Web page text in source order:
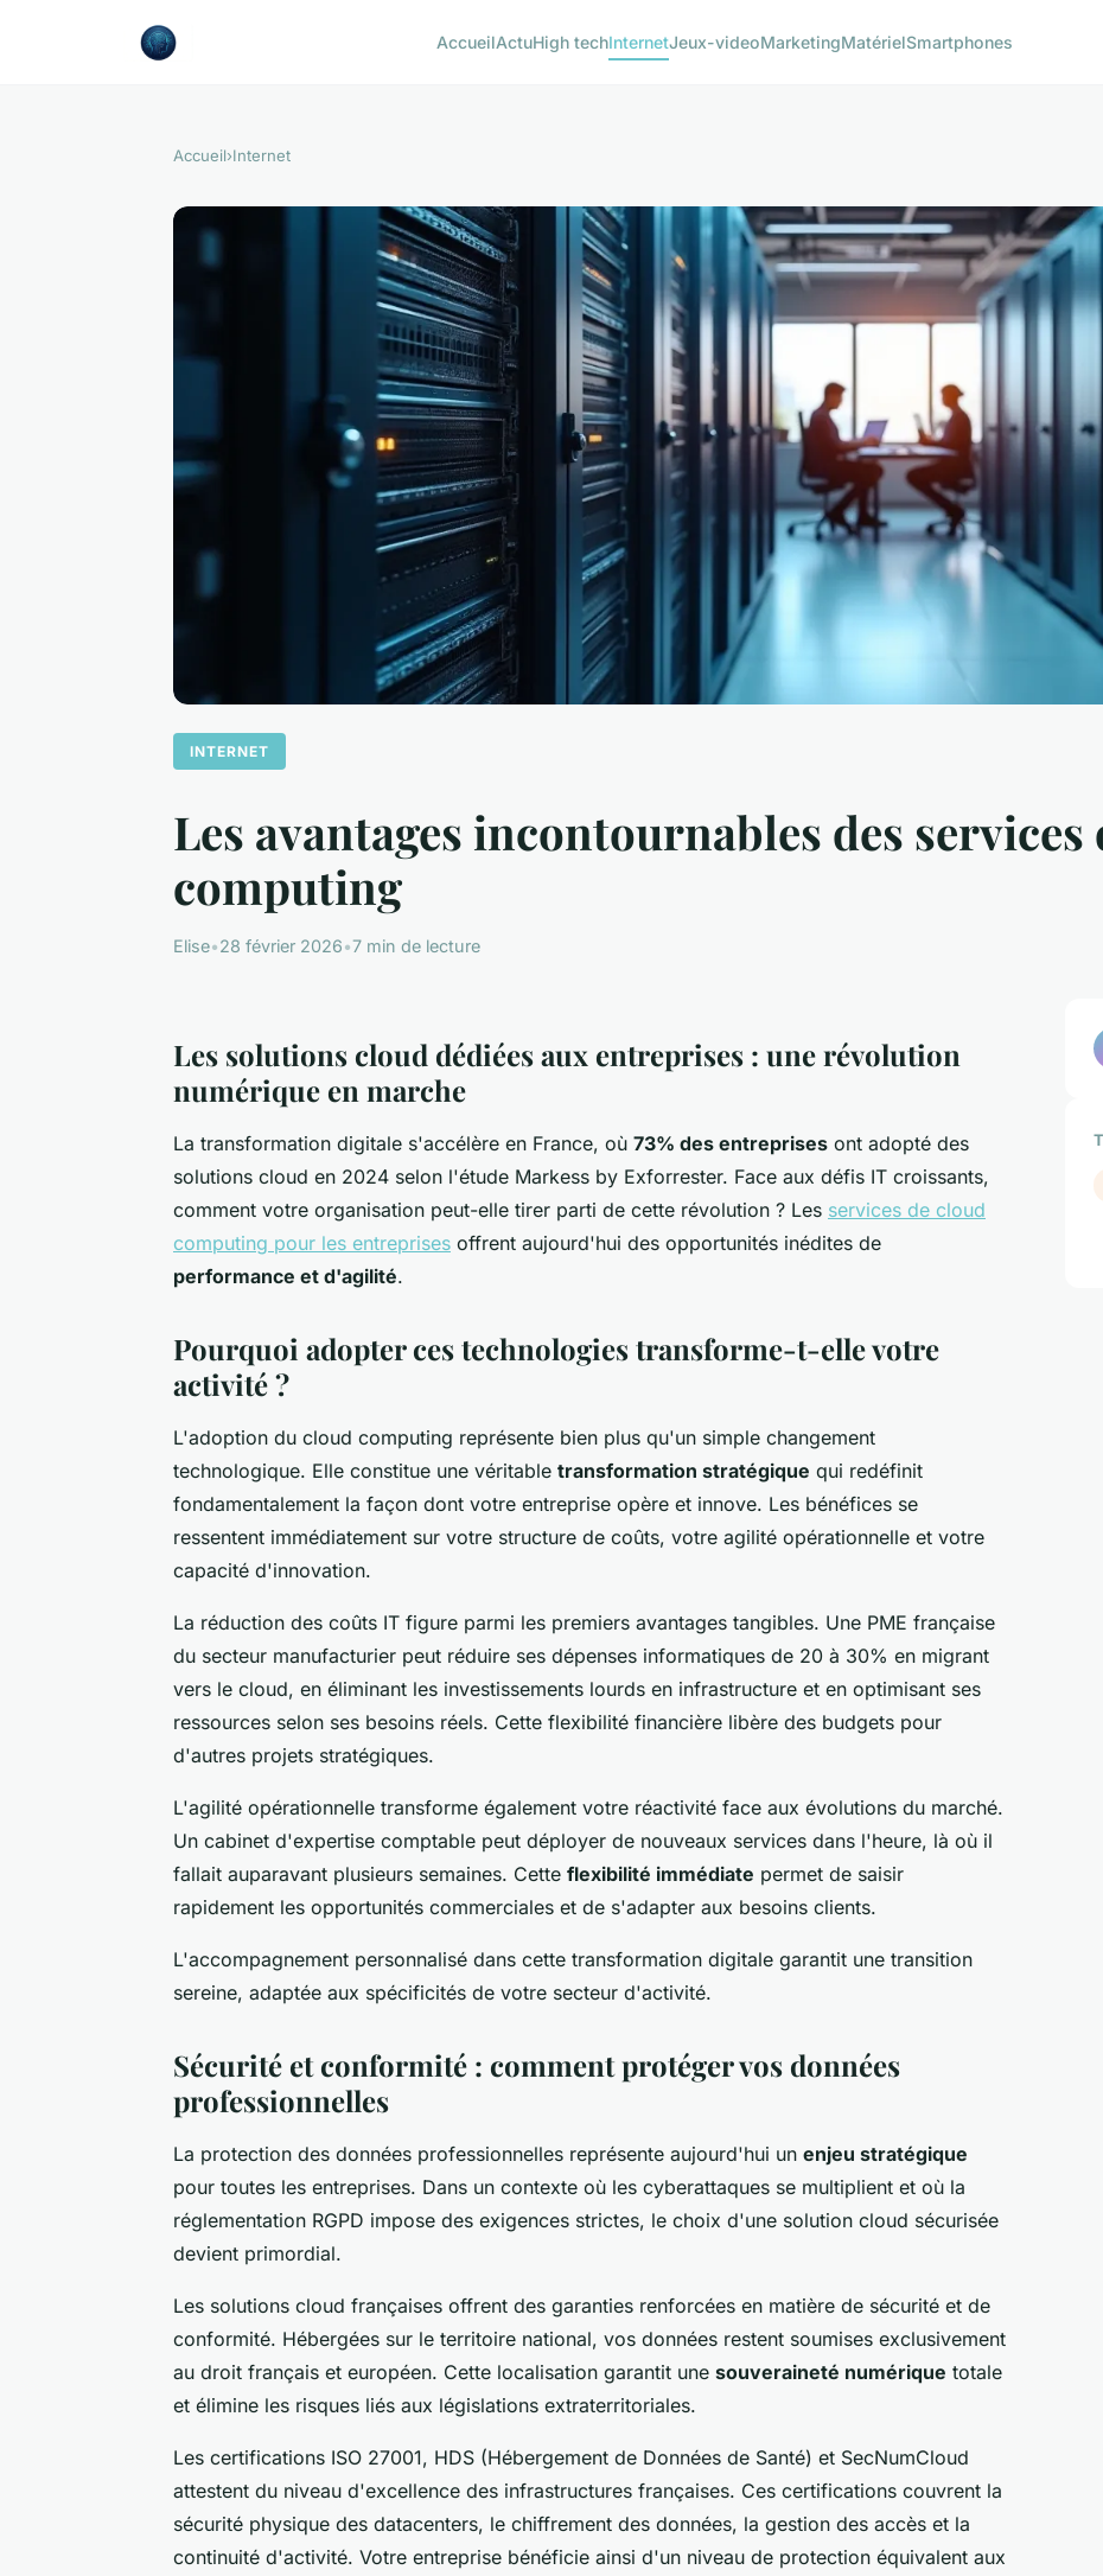
AccueilActuHigh techInternetJeux-videoMarketingMatérielSmartphones
Accueil›Internet
INTERNET
Les avantages incontournables des services
computing
Elise•28 février 2026•7 min de lecture
Les solutions cloud dédiées aux entreprises : une révolution
numérique en marche
La transformation digitale s'accélère en France, où 73% des entreprises ont adopté des
solutions cloud en 2024 selon l'étude Markess by Exforrester. Face aux défis IT croissants,
comment votre organisation peut-elle tirer parti de cette révolution ? Les services de cloud
computing pour les entreprises offrent aujourd'hui des opportunités inédites de
performance et d'agilité.
Pourquoi adopter ces technologies transforme-t-elle votre
activité ?
L'adoption du cloud computing représente bien plus qu'un simple changement
technologique. Elle constitue une véritable transformation stratégique qui redéfinit
fondamentalement la façon dont votre entreprise opère et innove. Les bénéfices se
ressentent immédiatement sur votre structure de coûts, votre agilité opérationnelle et votre
capacité d'innovation.
La réduction des coûts IT figure parmi les premiers avantages tangibles. Une PME française
du secteur manufacturier peut réduire ses dépenses informatiques de 20 à 30% en migrant
vers le cloud, en éliminant les investissements lourds en infrastructure et en optimisant ses
ressources selon ses besoins réels. Cette flexibilité financière libère des budgets pour
d'autres projets stratégiques.
L'agilité opérationnelle transforme également votre réactivité face aux évolutions du marché.
Un cabinet d'expertise comptable peut déployer de nouveaux services dans l'heure, là où il
fallait auparavant plusieurs semaines. Cette flexibilité immédiate permet de saisir
rapidement les opportunités commerciales et de s'adapter aux besoins clients.
L'accompagnement personnalisé dans cette transformation digitale garantit une transition
sereine, adaptée aux spécificités de votre secteur d'activité.
Sécurité et conformité : comment protéger vos données
professionnelles
La protection des données professionnelles représente aujourd'hui un enjeu stratégique
pour toutes les entreprises. Dans un contexte où les cyberattaques se multiplient et où la
réglementation RGPD impose des exigences strictes, le choix d'une solution cloud sécurisée
devient primordial.
Les solutions cloud françaises offrent des garanties renforcées en matière de sécurité et de
conformité. Hébergées sur le territoire national, vos données restent soumises exclusivement
au droit français et européen. Cette localisation garantit une souveraineté numérique totale
et élimine les risques liés aux législations extraterritoriales.
Les certifications ISO 27001, HDS (Hébergement de Données de Santé) et SecNumCloud
attestent du niveau d'excellence des infrastructures françaises. Ces certifications couvrent la
sécurité physique des datacenters, le chiffrement des données, la gestion des accès et la
continuité d'activité. Votre entreprise bénéficie ainsi d'un niveau de protection équivalent aux